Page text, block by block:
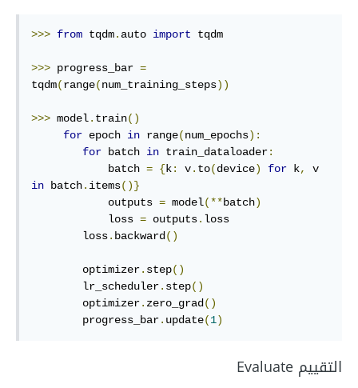
>>> from tqdm. auto import tqdm
>>> progress_bar =
tqdm(range(num_training_steps))
>>> model. train()
for epoch in range(num_epochs):
for batch in train_dataloader:
            batch
= {k: v. to(device) for k,
in batch. items()}
            outputs
= model(**batch)
            loss
= outputs. loss
        loss
. backward ()
        optimizer
. step()
        lr_scheduler
. step()
        optimizer
. zero_grad ()
        progress_bar
. update(1)
التقييم Evaluate